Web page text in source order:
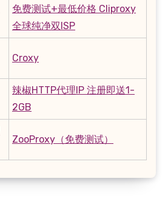
免费测试+最低价格 Cliproxy
全球纯净双ISP
Croxy
辣椒HTTP代理IP 注册即送1-
2GB
ZooProxy（免费测试）